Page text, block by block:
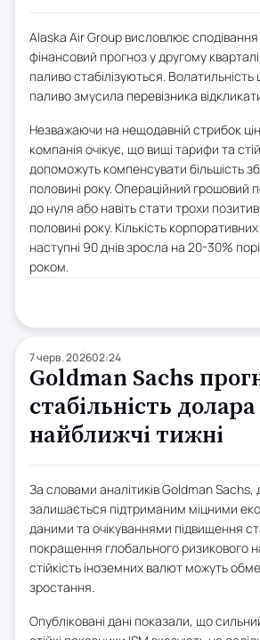
Alaska Air Group висловлює сподівання
фінансовий прогноз у другому
паливо стабілізуються. Волатильність
паливо змусила перевізника
Незважаючи на нещодавній стрибок
компанія очікує, що вищі тарифи та
допоможуть компенсувати більшість
половині року. Операційний грошовий
до нуля або навіть стати трохи
половині року. Кількість
наступні 90 днів зросла на 20-30%
роком.
7 черв. 202602:24
Goldman Sachs
стабільність долара
найближчі тижні
За словами аналітиків Goldman
залишається підтриманим міцними
даними та очікуваннями підвищення
покращення глобального ризикового
стійкість іноземних валют можуть
зростання.
Опубліковані дані показали, що